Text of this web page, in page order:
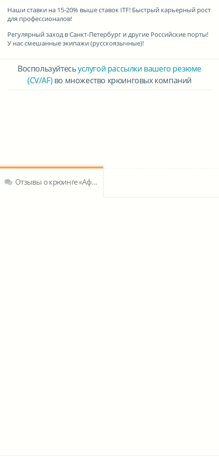
Наши ставки на 15-20% выше ставок ITF! Быстрый карьерный рост
для профессионалов!
Регулярный заход в Санкт-Петербург и другие Российские порты!
У нас смешанные экипажи (русскоязычные)!
Воспользуйтесьуслугой рассылки вашего резюме
(CV/AF) во множество крюинговых компаний
Отзывы о крюинге «Афалина»